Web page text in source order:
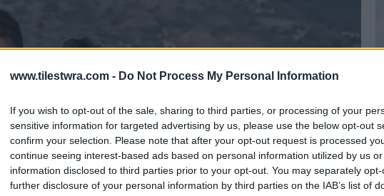
www.tilestwra.com - Do Not Process My Personal Information
If you wish to opt-out of the sale, sharing to third parties, or processing of your
sensitive information for targeted advertising by us, please use the below opt-out
confirm your selection. Please note that after your opt-out request is processed
continue seeing interest-based ads based on personal information utilized by us
information disclosed to third parties prior to your opt-out. You may separately
further disclosure of your personal information by third parties on the IAB’s list of